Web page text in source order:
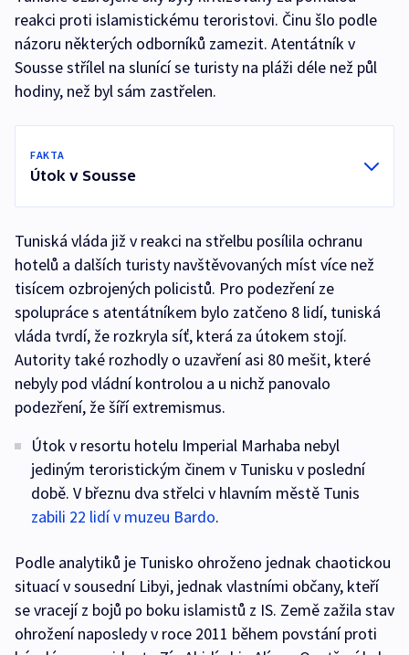
reakci proti islamistickému teroristovi. Činu šlo podle
názoru některých odborníků zamezit. Atentátník v
Sousse střílel na slunící se turisty na pláži déle než půl
hodiny, než byl sám zastřelen.
FAKTA
Útok v Sousse
Tuniská vláda již v reakci na střelbu posílila ochranu
hotelů a dalších turisty navštěvovaných míst více než
tisícem ozbrojených policistů. Pro podezření ze
spolupráce s atentátníkem bylo zatčeno 8 lidí, tuniská
vláda tvrdí, že rozkryla síť, která za útokem stojí.
Autority také rozhodly o uzavření asi 80 mešit, které
nebyly pod vládní kontrolou a u nichž panovalo
podezření, že šíří extremismus.
Útok v resortu hotelu Imperial Marhaba nebyl
jediným teroristickým činem v Tunisku v poslední
době. V březnu dva střelci v hlavním městě Tunis
zabili 22 lidí v muzeu Bardo.
Podle analytiků je Tunisko ohroženo jednak chaotickou
situací v sousední Libyi, jednak vlastními občany, kteří
se vracejí z bojů po boku islamistů z IS. Země zažila stav
ohrožení naposledy v roce 2011 během povstání proti